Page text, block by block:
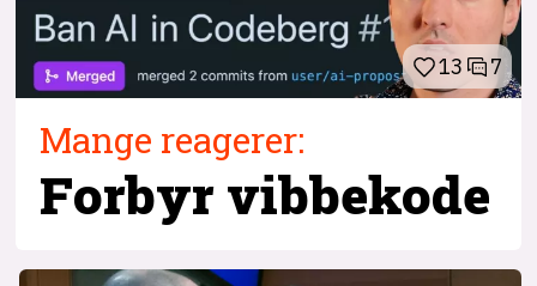
13 7
Mange reagerer:
Forbyr vibbekode